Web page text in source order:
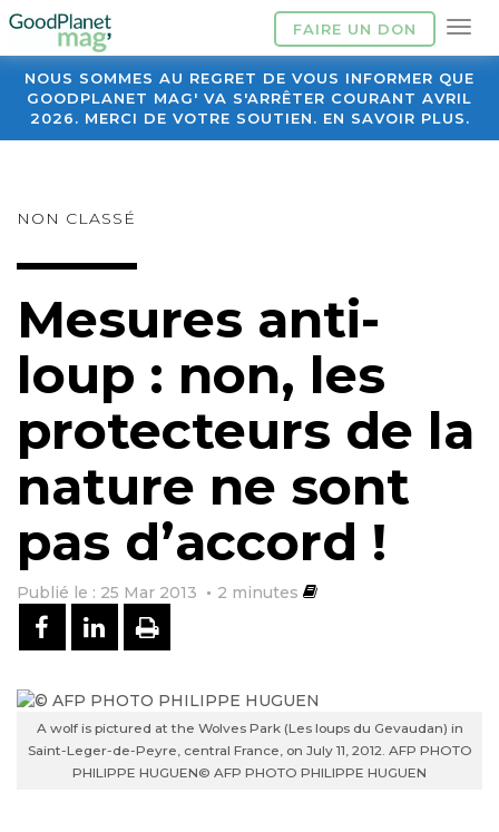
FAIRE UN DON
NOUS SOMMES AU REGRET DE VOUS INFORMER QUE
GOODPLANET MAG' VA S'ARRÊTER COURANT AVRIL
2026. MERCI DE VOTRE SOUTIEN. EN SAVOIR PLUS.
NON CLASSÉ
Mesures anti-
loup : non, les
protecteurs de la
nature ne sont
pas d’accord !
Publié le : 25 Mar 2013 2 minutes
PARTAGER SUR FACEBOOK
PARTAGER SUR LINKEDIN
IMPRIMER
A wolf is pictured at the Wolves Park (Les loups du Gevaudan) in
Saint-Leger-de-Peyre, central France, on July 11, 2012. AFP PHOTO
PHILIPPE HUGUEN© AFP PHOTO PHILIPPE HUGUEN